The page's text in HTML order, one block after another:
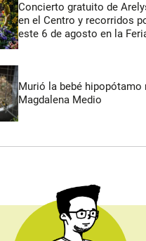
Concierto gratuito de
en el Centro y recorridos
este 6 de agosto en la
Murió la bebé hipopótamo
Magdalena Medio